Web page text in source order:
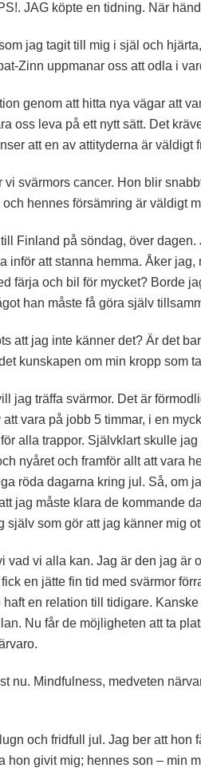
till
JAG köpte en tidning. När
jag tagit till mig i själ och
Zinn uppmanar oss att odla i
genom att hitta nya vägar att
oss leva på ett nytt sätt. Det
att en av attityderna är väldigt
vi svärmors cancer. Hon blir
hennes försämring är väldigt
Finland på söndag, över
inför att stanna hemma. Åker
färja och bil för mycket? Borde
han måste få göra själv
att jag inte känner det? Är det
kunskapen om min kropp som
jag träffa svärmor. Det är
vara på jobb 5 timmar, i en
alla trappor. Självklart skulle
nyåret och framför allt att vara
röda dagarna kring jul. Så, om
jag måste klara de kommande
själv som gör att jag känner mig
vad vi alla kan. Jag är den jag är
en jätte fin tid med svärmor
en relation till tidigare.
Nu får de möjligheten att ta
nu. Mindfulness, medveten
och fridfull jul. Jag ber att
hon givit mig; hennes son – min